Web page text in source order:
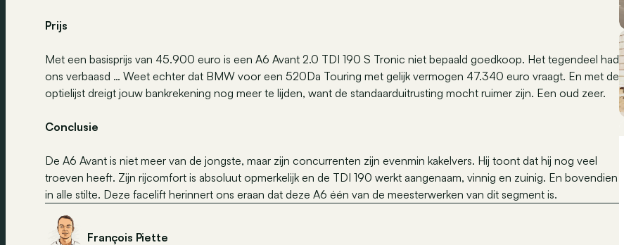
Prijs
Met een basisprijs van 45.900 euro is een A6 Avant 2.0 TDI 190 S Tronic niet bepaald goedkoop. Het tegendeel had
ons verbaasd … Weet echter dat BMW voor een 520Da Touring met gelijk vermogen 47.340 euro vraagt. En met de
optielijst dreigt jouw bankrekening nog meer te lijden, want de standaarduitrusting mocht ruimer zijn. Een oud zeer.
Conclusie
De A6 Avant is niet meer van de jongste, maar zijn concurrenten zijn evenmin kakelvers. Hij toont dat hij nog veel
troeven heeft. Zijn rijcomfort is absoluut opmerkelijk en de TDI 190 werkt aangenaam, vinnig en zuinig. En bovendien
in alle stilte. Deze facelift herinnert ons eraan dat deze A6 één van de meesterwerken van dit segment is.
François Piette